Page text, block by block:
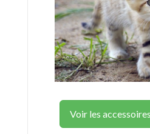
Voir les